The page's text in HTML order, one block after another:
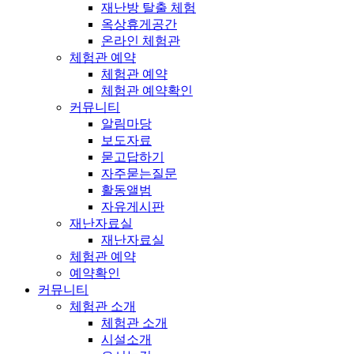
재난방 탈출 체험
옥상휴게공간
온라인 체험관
체험관 예약
체험관 예약
체험관 예약확인
커뮤니티
알림마당
보도자료
묻고답하기
자주묻는질문
활동앨범
자유게시판
재난자료실
재난자료실
체험관 예약
예약확인
커뮤니티
체험관 소개
체험관 소개
시설소개